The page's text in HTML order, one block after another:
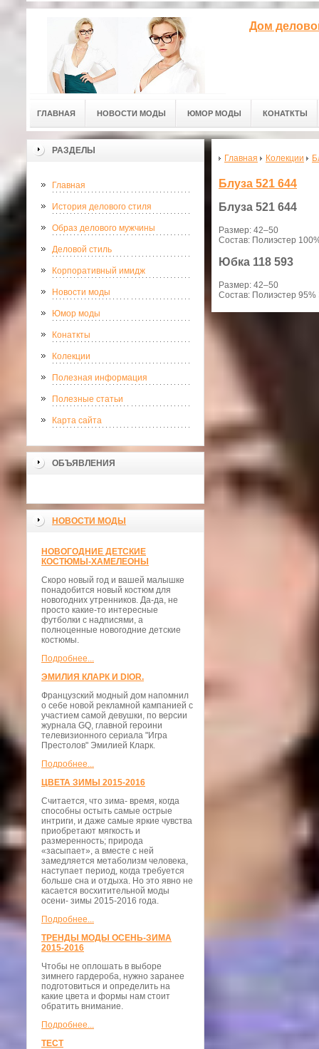
Дом
ГЛАВНАЯ НОВОСТИ МОДЫ ЮМОР МОДЫ КОНАТКТЫ
РАЗДЕЛЫ
Главная
История делового стиля
Образ делового мужчины
Деловой стиль
Корпоративный имидж
Новости моды
Юмор моды
Конаткты
Колекции
Полезная информация
Полезные статьи
Карта сайта
ОБЪЯВЛЕНИЯ
НОВОСТИ МОДЫ
НОВОГОДНИЕ ДЕТСКИЕ
КОСТЮМЫ-ХАМЕЛЕОНЫ
Скоро новый год и вашей малышке
понадобится новый костюм для
новогодних утренников. Да-да, не
просто какие-то интересные
футболки с надписями, а
полноценные новогодние детские
костюмы.
Подробнее...
ЭМИЛИЯ КЛАРК И DIOR.
Французский модный дом напомнил
о себе новой рекламной кампанией с
участием самой девушки, по версии
журнала GQ, главной героини
телевизионного сериала "Игра
Престолов" Эмилией Кларк.
Подробнее...
ЦВЕТА ЗИМЫ 2015-2016
Считается, что зима- время, когда
способны остыть самые острые
интриги, и даже самые яркие чувства
приобретают мягкость и
размеренность; природа
«засыпает», а вместе с ней
замедляется метаболизм человека,
наступает период, когда требуется
больше сна и отдыха. Но это явно не
касается восхитительной моды
осени- зимы 2015-2016 года.
Подробнее...
ТРЕНДЫ МОДЫ ОСЕНЬ-ЗИМА
2015-2016
Чтобы не оплошать в выборе
зимнего гардероба, нужно заранее
подготовиться и определить на
какие цвета и формы нам стоит
обратить внимание.
Подробнее...
ТЕСТ
Главная Колекции
Блуза 521 644
Блуза 521 644
Размер: 42–50
Состав: Полиэстер
Юбка 118 593
Размер: 42–50
Состав: Полиэстер